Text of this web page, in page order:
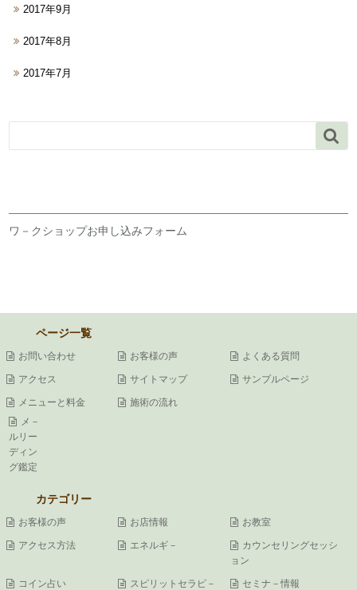
2017年9月
2017年8月
2017年7月

ワ－クショップお申し込みフォーム
ページ一覧
お問い合わせ お客様の声 よくある質問
アクセス サイトマップ サンプルページ
メニューと料金
メ－
ルリー
ディン
グ鑑定
施術の流れ
カテゴリー
お客様の声 お店情報 お教室
アクセス方法 エネルギ－
カウンセリングセッシ
ョン
コイン占い スピリットセラピ－ セミナ－情報